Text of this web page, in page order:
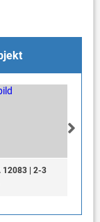
12083 | 2-3